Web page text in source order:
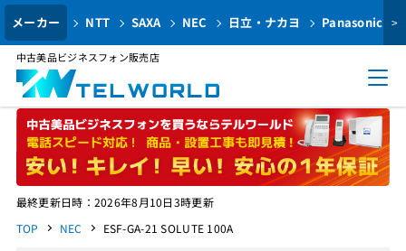
メーカー NTT SAXA NEC 日立・ナカヨ Panasonic >
中古美品ビジネスフォン販売店
最終更新日時：2026年8月10日3時更新
TOP
NEC ESF-GA-21 SOLUTE 100A